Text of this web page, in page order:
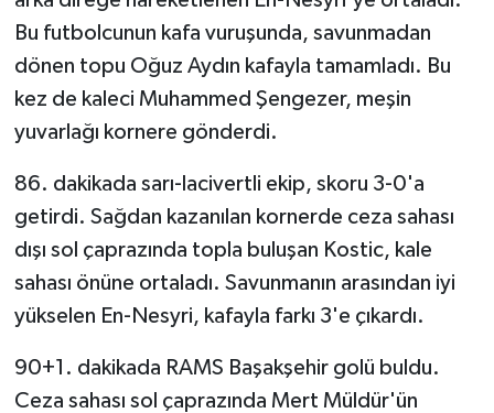
Bu futbolcunun kafa vuruşunda, savunmadan
dönen topu Oğuz Aydın kafayla tamamladı. Bu
kez de kaleci Muhammed Şengezer, meşin
yuvarlağı kornere gönderdi.
86. dakikada sarı-lacivertli ekip, skoru 3-0'a
getirdi. Sağdan kazanılan kornerde ceza sahası
dışı sol çaprazında topla buluşan Kostic, kale
sahası önüne ortaladı. Savunmanın arasından iyi
yükselen En-Nesyri, kafayla farkı 3'e çıkardı.
90+1. dakikada RAMS Başakşehir golü buldu.
Ceza sahası sol çaprazında Mert Müldür'ün